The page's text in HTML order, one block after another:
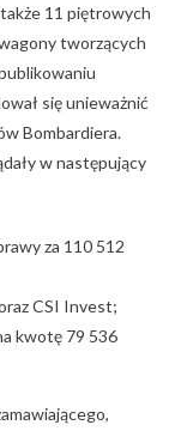
11 piętrowych
tworzących
się unieważnić
Bombardiera.
w następujący
za 110 512
CSI Invest;
kwotę 79 536